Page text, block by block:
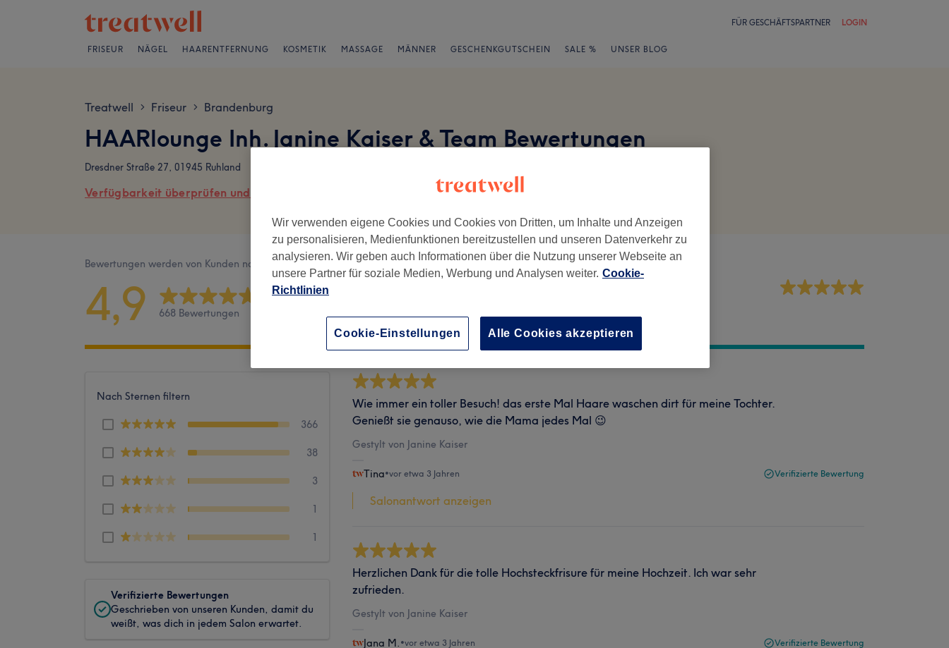
FÜR GESCHÄFTSPARTNER LOGIN
FRISEUR NÄGEL HAARENTFERNUNG KOSMETIK MASSAGE MÄNNER GESCHENKGUTSCHEIN SALE % UNSER BLOG
Treatwell > Friseur > Brandenburg
HAARlounge Inh. Janine Kaiser & Team Bewertungen
Dresdner Straße 27, 01945 Ruhland
Verfügbarkeit überprüfen und online buchen
Bewertungen werden von Kunden nach ihrem Besuch geschrieben.
4,9 668 Bewertungen Sauberkeit
Nach Sternen filtern
366
38
3
1
1
Verifizierte Bewertungen
Geschrieben von unseren Kunden, damit du
weißt, was dich in jedem Salon erwartet.
Wie immer ein toller Besuch! das erste Mal Haare waschen dirt für meine Tochter.
Genießt sie genauso, wie die Mama jedes Mal 😉
Gestylt von Janine Kaiser
Tina•vor etwa 3 Jahren Verifizierte Bewertung
Salonantwort anzeigen
Herzlichen Dank für die tolle Hochsteckfrisure für meine Hochzeit. Ich war sehr
zufrieden.
Gestylt von Janine Kaiser
Jana M. •vor etwa 3 Jahren Verifizierte Bewertung
Wir verwenden eigene Cookies und Cookies von Dritten, um Inhalte und Anzeigen
zu personalisieren, Medienfunktionen bereitzustellen und unseren Datenverkehr zu
analysieren. Wir geben auch Informationen über die Nutzung unserer Webseite an
unsere Partner für soziale Medien, Werbung und Analysen weiter. Cookie-
Richtlinien
Cookie-Einstellungen Alle Cookies akzeptieren